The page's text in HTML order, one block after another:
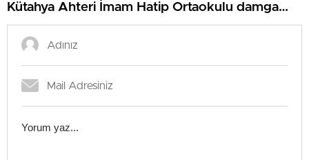
Kütahya Ahteri İmam Hatip Ortaokulu damga
vurdu